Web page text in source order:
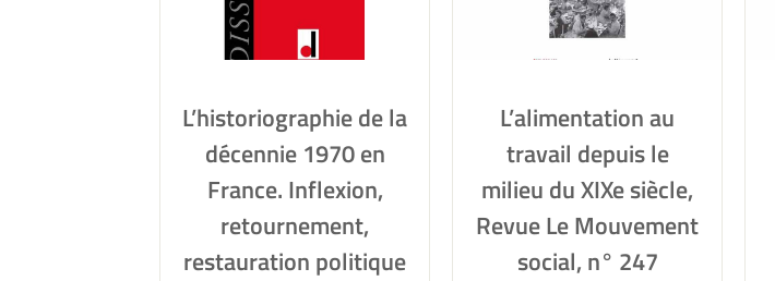
L’historiographie de la
décennie 1970 en
France. Inflexion,
retournement,
restauration politique
L’alimentation au
travail depuis le
milieu du XIXe siècle,
Revue Le Mouvement
social, n° 247